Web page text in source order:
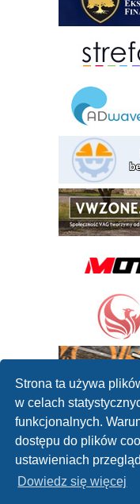
Strona ta używa
w celach
funkcjonalnych.
dostępu do plików
ustawieniach
Dowiedz się więcej